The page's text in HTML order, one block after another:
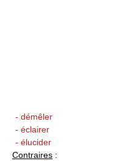
- démêler
- éclairer
- élucider
Contraires :